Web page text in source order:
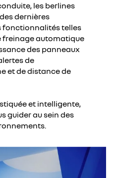
les berlines
dernières
fonctionnalités telles
freinage automatique
des panneaux
de
et de distance de
et intelligente,
guider au sein des